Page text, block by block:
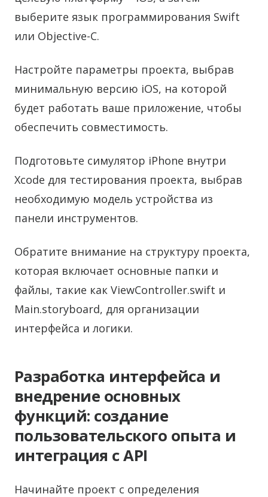
выберите язык программирования Swift
или Objective-C.
Настройте параметры проекта, выбрав
минимальную версию iOS, на которой
будет работать ваше приложение, чтобы
обеспечить совместимость.
Подготовьте симулятор iPhone внутри
Xcode для тестирования проекта, выбрав
необходимую модель устройства из
панели инструментов.
Обратите внимание на структуру проекта,
которая включает основные папки и
файлы, такие как ViewController.swift и
Main.storyboard, для организации
интерфейса и логики.
Разработка интерфейса и
внедрение основных
функций: создание
пользовательского опыта и
интеграция с API
Начинайте проект с определения